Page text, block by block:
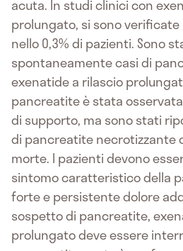
acuta. In studi clinici con
prolungato, si sono
nello 0,3% di pazienti. Sono
spontaneamente casi di
exenatide a rilascio
pancreatite è stata
di supporto, ma sono stati
di pancreatite necrotizzante
morte. I pazienti devono
sintomo caratteristico della
forte e persistente dolore
sospetto di pancreatite,
prolungato deve essere